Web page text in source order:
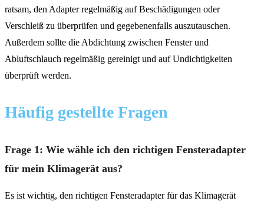
ratsam, den Adapter regelmäßig auf Beschädigungen oder
Verschleiß zu überprüfen und gegebenenfalls auszutauschen.
Außerdem sollte die Abdichtung zwischen Fenster und
Abluftschlauch regelmäßig gereinigt und auf Undichtigkeiten
überprüft werden.
Häufig gestellte Fragen
Frage 1: Wie wähle ich den richtigen Fensteradapter
für mein Klimagerät aus?
Es ist wichtig, den richtigen Fensteradapter für das Klimagerät